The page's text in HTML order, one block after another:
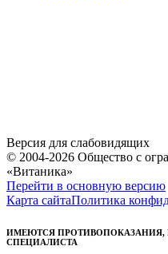
Версия для слабовидящих
© 2004-2026 Общество с
«Витаника»
Перейти в основную версию
Карта сайтаПолитика
ИМЕЮТСЯ ПРОТИВОПОКАЗАНИЯ,
СПЕЦИАЛИСТА